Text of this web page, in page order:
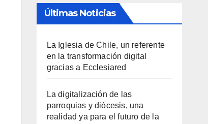
Últimas Noticias
La Iglesia de Chile, un referente
en la transformación digital
gracias a Ecclesiared
La digitalización de las
parroquias y diócesis, una
realidad ya para el futuro de la